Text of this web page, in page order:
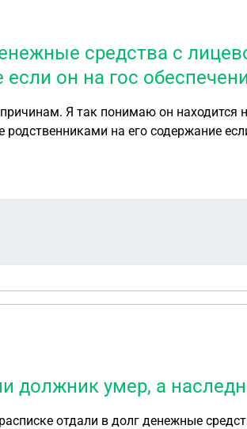
средства с
он на гос
Я так понимаю он находится
на его содержание
должник умер, а
долг денежные средства ,сумма не маленькая ,